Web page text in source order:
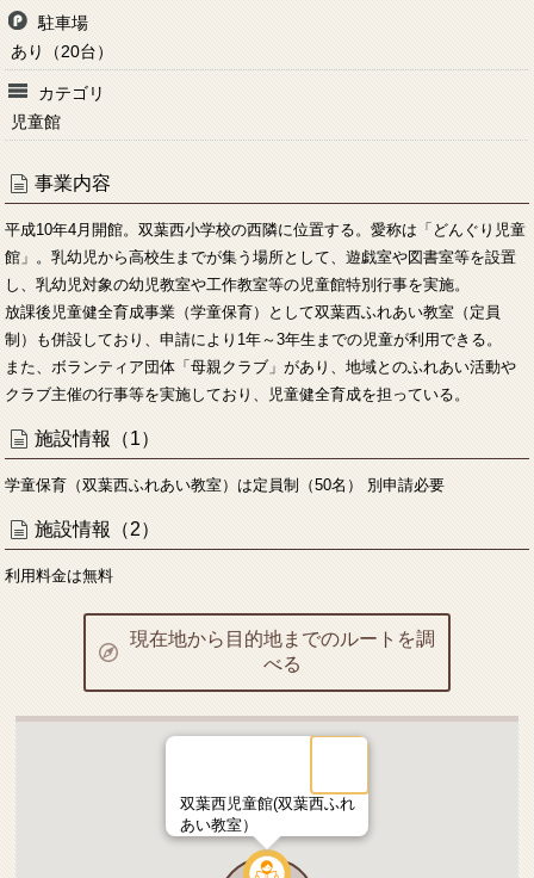
駐車場
あり（20台）
カテゴリ
児童館
事業内容
平成10年4月開館。双葉西小学校の西隣に位置する。愛称は「どんぐり児童
館」。乳幼児から高校生までが集う場所として、遊戯室や図書室等を設置
し、乳幼児対象の幼児教室や工作教室等の児童館特別行事を実施。
放課後児童健全育成事業（学童保育）として双葉西ふれあい教室（定員
制）も併設しており、申請により1年～3年生までの児童が利用できる。
また、ボランティア団体「母親クラブ」があり、地域とのふれあい活動や
クラブ主催の行事等を実施しており、児童健全育成を担っている。
施設情報（1）
学童保育（双葉西ふれあい教室）は定員制（50名） 別申請必要
施設情報（2）
利用料金は無料
現在地から目的地までのルートを調
べる
双葉西児童館(双葉西ふれ
あい教室）